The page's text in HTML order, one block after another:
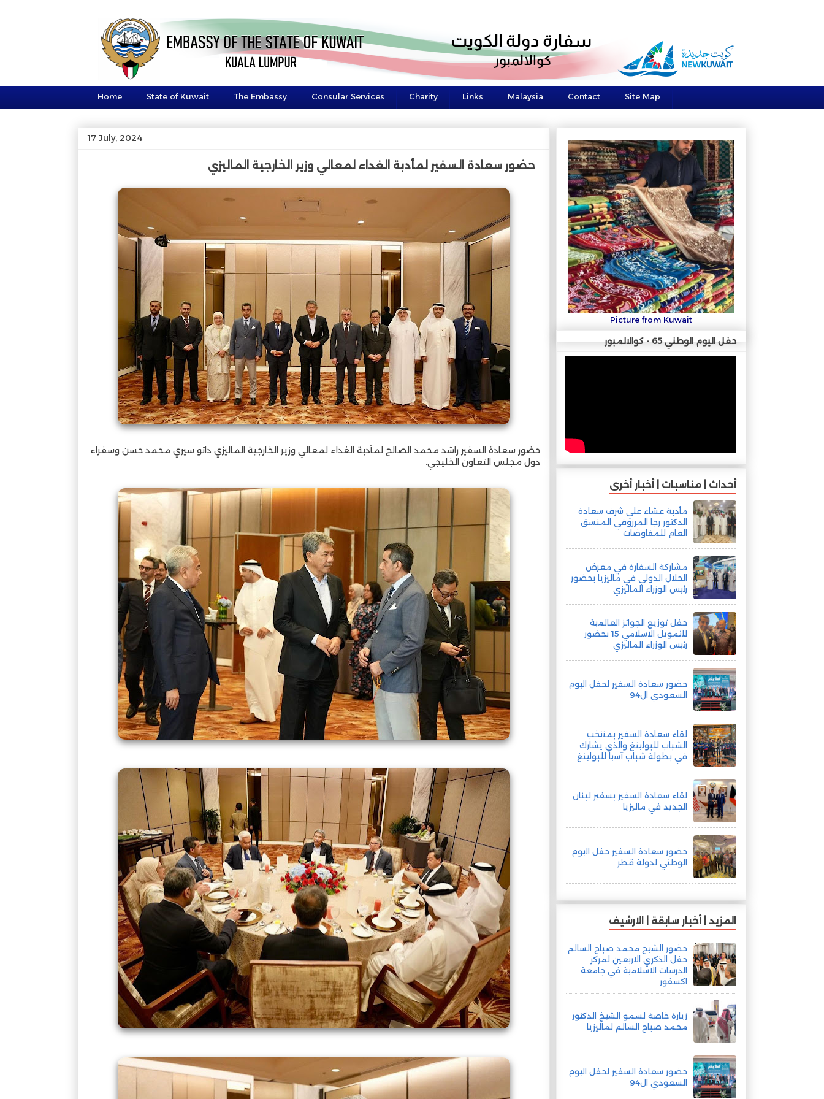
Home State of Kuwait The Embassy Consular Services Charity Links Malaysia Contact Site Map
17 July, 2024
حضور سعادة السفير لمأدبة الغداء لمعالي وزير الخارجية الماليزي
حضور سعادة السفير راشد محمد الصالح لمأدبة الغداء لمعالي وزير الخارجية الماليزي داتو سيري محمد حسن وسفراء
دول مجلس التعاون الخليجي.
Picture from Kuwait
حفل اليوم الوطني 65 - كوالالمبور
أحداث | مناسبات | أخبار أخرى
مأدبة عشاء علي شرف سعادة
الدكتور رجا المرزوقي المنسق
العام للمفاوضات
مشاركة السفارة في معرض
الحلال الدولي في ماليزيا بحضور
رئيس الوزراء الماليزي
حفل توزيع الجوائز العالمية
للتمويل الاسلامي 15 بحضور
رئيس الوزراء الماليزي
حضور سعادة السفير لحفل اليوم
السعودي ال94
لقاء سعادة السفير بمنتخب
الشباب للبولينغ والذي يشارك
في بطولة شباب آسيا للبولينغ
لقاء سعادة السفير بسفير لبنان
الجديد في ماليزيا
حضور سعادة السفير حفل اليوم
الوطني لدولة قطر
المزيد | أخبار سابقة | الارشيف
حضور الشيح محمد صباح السالم
حفل الذكري الاربعين لمركز
الدرسات الاسلامية في جامعة
اكسفور
زيارة خاصة لسمو الشيخ الدكتور
محمد صباح السالم لماليزيا
حضور سعادة السفير لحفل اليوم
السعودي ال94